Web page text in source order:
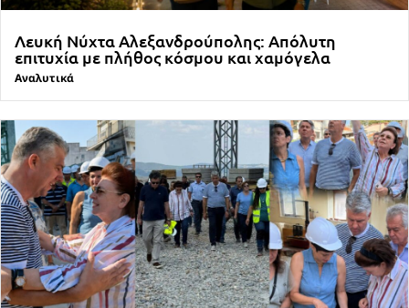
Λευκή Νύχτα Αλεξανδρούπολης: Απόλυτη
επιτυχία με πλήθος κόσμου και χαμόγελα
Αναλυτικά